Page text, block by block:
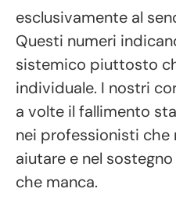
esclusivamente al
Questi numeri
sistemico piuttosto
individuale. I nostri
a volte il fallimento
nei professionisti che
aiutare e nel
che manca.